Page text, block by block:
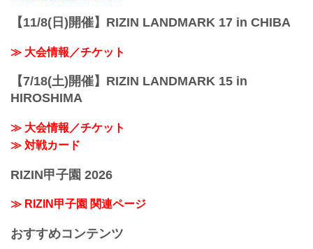
【11/8(日)開催】RIZIN LANDMARK 17 in CHIBA
≫ 大会情報／チケット
【7/18(土)開催】RIZIN LANDMARK 15 in
HIROSHIMA
≫ 大会情報／チケット
≫ 対戦カード
RIZIN甲子園 2026
≫ RIZIN甲子園 関連ページ
おすすめコンテンツ